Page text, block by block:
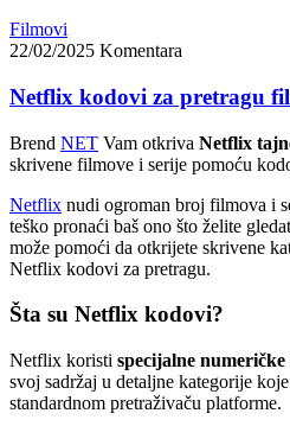
Filmovi
22/02/2025 Komentara
Netflix kodovi za pretragu
Brend NET Vam otkriva Netflix
skrivene filmove i serije pomoću
Netflix nudi ogroman broj filmova i
teško pronaći baš ono što želite
može pomoći da otkrijete skrivene
Netflix kodovi za pretragu.
Šta su Netflix kodovi?
Netflix koristi specijalne numeričke
svoj sadržaj u detaljne kategorije
standardnom pretraživaču platforme.